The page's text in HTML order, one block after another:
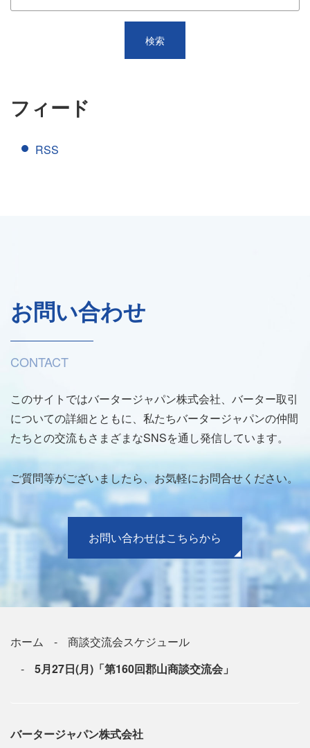
フィード
RSS
お問い合わせ
CONTACT
このサイトではバータージャパン株式会社、バーター取引
についての詳細とともに、私たちバータージャパンの仲間
たちとの交流もさまざまなSNSを通し発信しています。
ご質問等がございましたら、お気軽にお問合せください。
お問い合わせはこちらから
ホーム
商談交流会スケジュール
5月27日(月)「第160回郡山商談交流会」
バータージャパン株式会社